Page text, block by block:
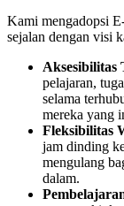
Kami mengadopsi
sejalan dengan visi
Aksesibilitas
pelajaran,
selama
mereka yang
Fleksibilitas
jam dinding
mengulang
dalam.